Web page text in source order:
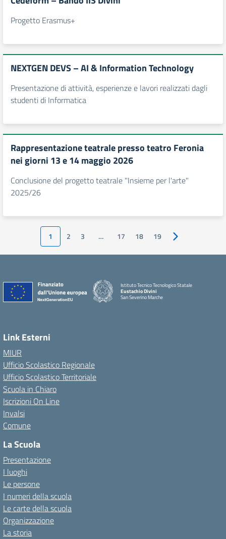
Progetto Erasmus+
NEXTGEN DEVS – AI & Information Technology
Presentazione di attività, esperienze e lavori realizzati dagli
studenti di Informatica
Rappresentazione teatrale presso teatro Feronia
nei giorni 13 e 14 maggio 2026
Conclusione del progetto teatrale "Insieme per l'arte"
2025/26
1 2 3 … 17 18 19 Pagina
Istituto Tecnico Tecnologico Statale
Eustachio Divini
San Severino Marche
Link Esterni
MIUR
Ufficio Scolastico Regionale
Ufficio Scolastico Territoriale
Scuola in Chiaro
Iscrizioni On Line
Invalsi
Comune
La Scuola
Presentazione
I luoghi
Le persone
I numeri della scuola
Le carte della scuola
Organizzazione
La storia